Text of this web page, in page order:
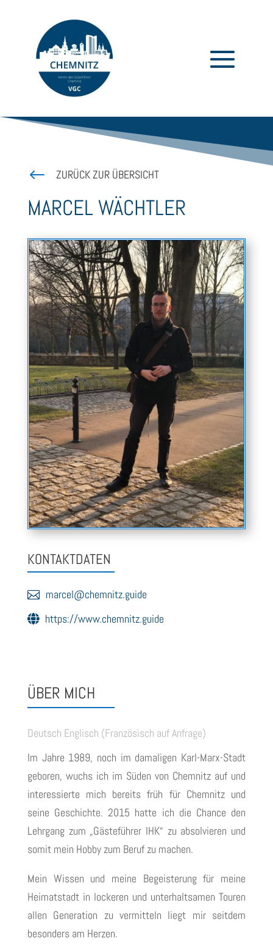
# ZURÜCK ZUR ÜBERSICHT
MARCEL WÄCHTLER
KONTAKTDATEN
marcel@chemnitz.guide
https://www.chemnitz.guide
ÜBER MICH
Deutsch Englisch (Französisch auf Anfrage)
Im Jahre 1989, noch im damaligen Karl-Marx-Stadt
geboren, wuchs ich im Süden von Chemnitz auf und
interessierte mich bereits früh für Chemnitz und
seine Geschichte. 2015 hatte ich die Chance den
Lehrgang zum „Gästeführer IHK“ zu absolvieren und
somit mein Hobby zum Beruf zu machen.
Mein Wissen und meine Begeisterung für meine
Heimatstadt in lockeren und unterhaltsamen Touren
allen Generation zu vermitteln liegt mir seitdem
besonders am Herzen.